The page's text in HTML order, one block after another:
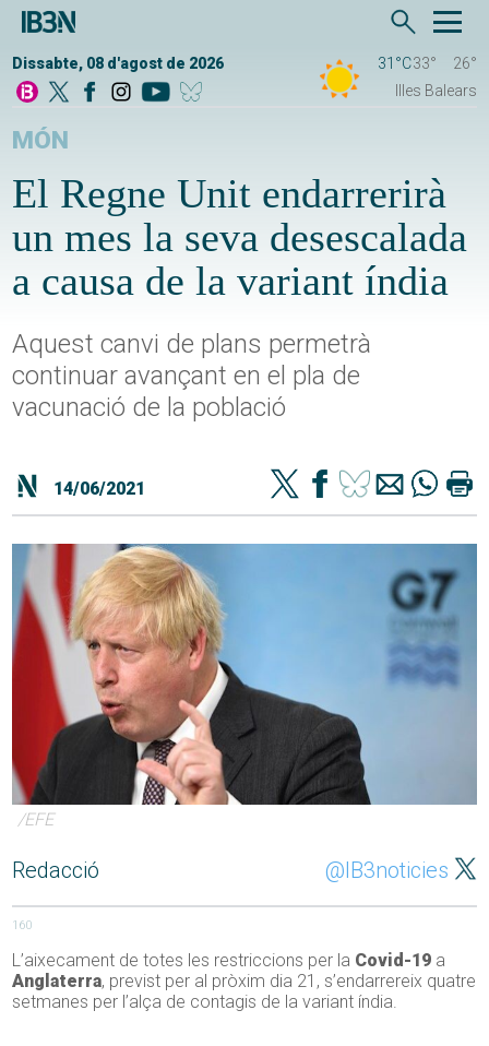
Dissabte, 08 d'agost de 2026 31°C33°
26°
Illes Balears
MÓN
El Regne Unit endarrerirà
un mes la seva desescalada
a causa de la variant índia
Aquest canvi de plans permetrà
continuar avançant en el pla de
vacunació de la població
14/06/2021
/EFE
Redacció @IB3noticies
160
L’aixecament de totes les restriccions per la Covid-19 a
Anglaterra, previst per al pròxim dia 21, s’endarrereix quatre
setmanes per l’alça de contagis de la variant índia.